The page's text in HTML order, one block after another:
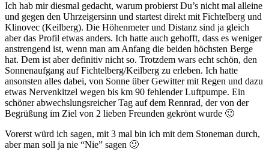
Ich hab mir diesmal gedacht, warum probierst Du’s nicht mal alleine
und gegen den Uhrzeigersinn und startest direkt mit Fichtelberg und
Klinovec (Keilberg). Die Höhenmeter und Distanz sind ja gleich
aber das Profil etwas anders. Ich hatte auch gehofft, dass es weniger
anstrengend ist, wenn man am Anfang die beiden höchsten Berge
hat. Dem ist aber definitiv nicht so. Trotzdem wars echt schön, den
Sonnenaufgang auf Fichtelberg/Keilberg zu erleben. Ich hatte
ansonsten alles dabei, von Sonne über Gewitter mit Regen und dazu
etwas Nervenkitzel wegen bis km 90 fehlender Luftpumpe. Ein
schöner abwechslungsreicher Tag auf dem Rennrad, der von der
Begrüßung im Ziel von 2 lieben Freunden gekrönt wurde 🙂
Vorerst würd ich sagen, mit 3 mal bin ich mit dem Stoneman durch,
aber man soll ja nie “Nie” sagen 🙂